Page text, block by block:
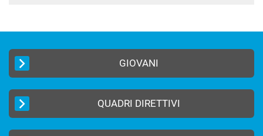
GIOVANI
QUADRI DIRETTIVI